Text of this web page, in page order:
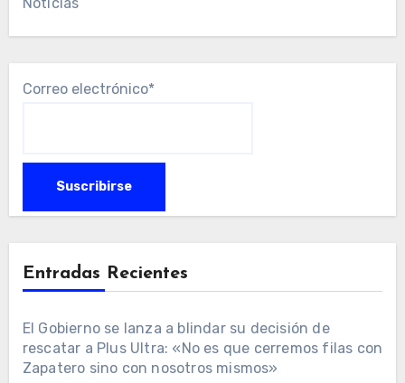
Correo electrónico*
Entradas Recientes
El Gobierno se lanza a blindar su decisión de
rescatar a Plus Ultra: «No es que cerremos filas con
Zapatero sino con nosotros mismos»